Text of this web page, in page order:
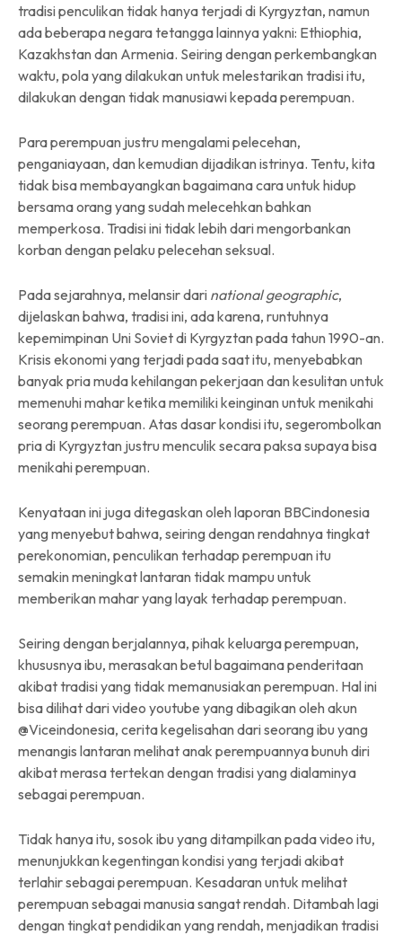
tradisi penculikan tidak hanya terjadi di Kyrgyztan, namun
ada beberapa negara tetangga lainnya yakni: Ethiophia,
Kazakhstan dan Armenia. Seiring dengan perkembangkan
waktu, pola yang dilakukan untuk melestarikan tradisi itu,
dilakukan dengan tidak manusiawi kepada perempuan.
Para perempuan justru mengalami pelecehan,
penganiayaan, dan kemudian dijadikan istrinya. Tentu, kita
tidak bisa membayangkan bagaimana cara untuk hidup
bersama orang yang sudah melecehkan bahkan
memperkosa. Tradisi ini tidak lebih dari mengorbankan
korban dengan pelaku pelecehan seksual.
Pada sejarahnya, melansir dari national geographic,
dijelaskan bahwa, tradisi ini, ada karena, runtuhnya
kepemimpinan Uni Soviet di Kyrgyztan pada tahun 1990-an.
Krisis ekonomi yang terjadi pada saat itu, menyebabkan
banyak pria muda kehilangan pekerjaan dan kesulitan untuk
memenuhi mahar ketika memiliki keinginan untuk menikahi
seorang perempuan. Atas dasar kondisi itu, segerombolkan
pria di Kyrgyztan justru menculik secara paksa supaya bisa
menikahi perempuan.
Kenyataan ini juga ditegaskan oleh laporan BBCindonesia
yang menyebut bahwa, seiring dengan rendahnya tingkat
perekonomian, penculikan terhadap perempuan itu
semakin meningkat lantaran tidak mampu untuk
memberikan mahar yang layak terhadap perempuan.
Seiring dengan berjalannya, pihak keluarga perempuan,
khususnya ibu, merasakan betul bagaimana penderitaan
akibat tradisi yang tidak memanusiakan perempuan. Hal ini
bisa dilihat dari video youtube yang dibagikan oleh akun
@Viceindonesia, cerita kegelisahan dari seorang ibu yang
menangis lantaran melihat anak perempuannya bunuh diri
akibat merasa tertekan dengan tradisi yang dialaminya
sebagai perempuan.
Tidak hanya itu, sosok ibu yang ditampilkan pada video itu,
menunjukkan kegentingan kondisi yang terjadi akibat
terlahir sebagai perempuan. Kesadaran untuk melihat
perempuan sebagai manusia sangat rendah. Ditambah lagi
dengan tingkat pendidikan yang rendah, menjadikan tradisi